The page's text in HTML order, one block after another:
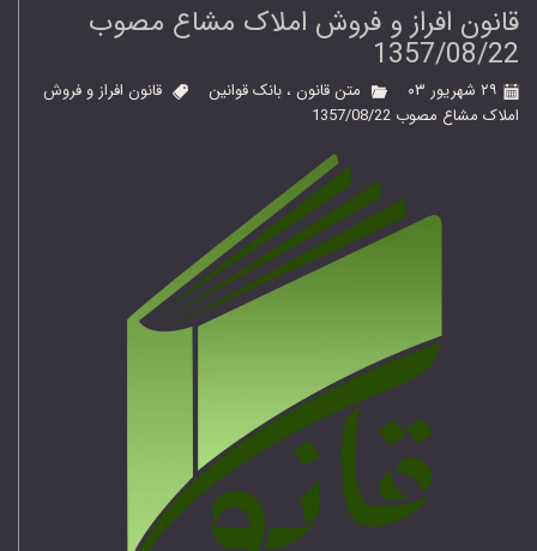
قانون افراز و فروش املاک مشاع مصوب
1357/08/22
۲۹ شهریور ۰۳ متن قانون ، بانک قوانین
قانون افراز و فروش
املاک مشاع مصوب 1357/08/22